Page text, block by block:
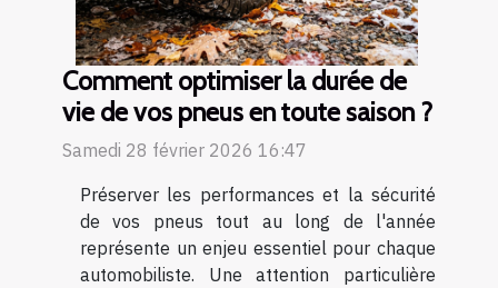
Comment optimiser la durée de
vie de vos pneus en toute saison ?
Samedi 28 février 2026 16:47
Préserver les performances et la sécurité
de vos pneus tout au long de l'année
représente un enjeu essentiel pour chaque
automobiliste. Une attention particulière